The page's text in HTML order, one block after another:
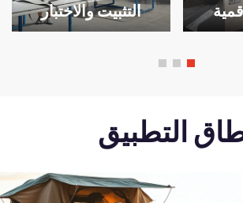
التثبيت والاختبار
التطبيق